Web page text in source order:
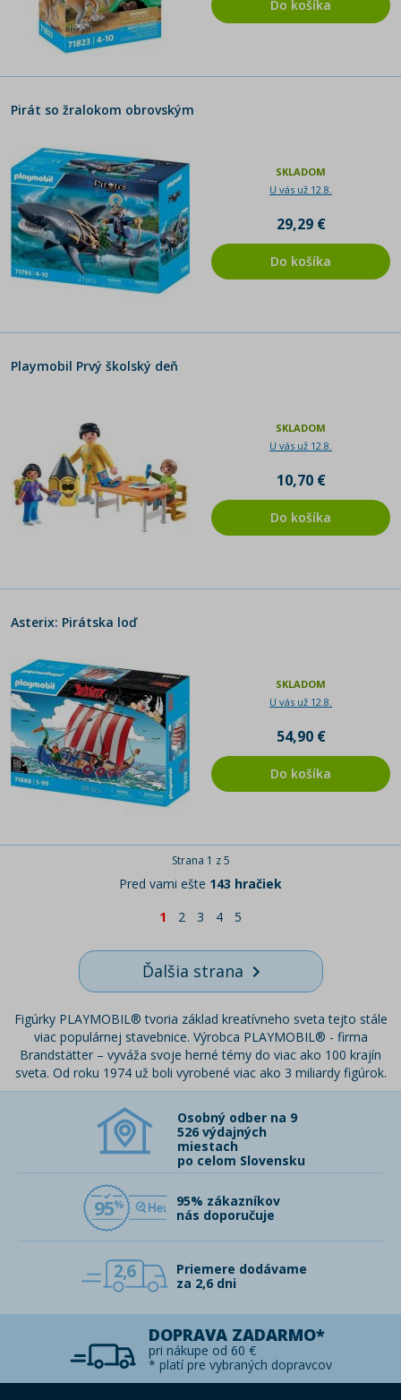
Do košíka
Pirát so žralokom obrovským
SKLADOM
U vás už 12.8.
29,29 €
Do košíka
Playmobil Prvý školský deň
SKLADOM
U vás už 12.8.
10,70 €
Do košíka
Asterix: Pirátska loď
SKLADOM
U vás už 12.8.
54,90 €
Do košíka
Strana 1 z 5
Pred vami ešte 143 hračiek
1
2 3 4 5
Ďalšia strana
Figúrky PLAYMOBIL® tvoria základ kreatívneho sveta tejto stále
viac populárnej stavebnice. Výrobca PLAYMOBIL® - firma
Brandstätter – vyváža svoje herné témy do viac ako 100 krajín
sveta. Od roku 1974 už boli vyrobené viac ako 3 miliardy figúrok.
Osobný odber na 9
526 výdajných
miestach
po celom Slovensku
95
95% zákazníkov
nás doporučuje
2,6
Priemere dodávame
za 2,6 dni
DOPRAVA ZADARMO*
pri nákupe od 60 €
* platí pre vybraných dopravcov